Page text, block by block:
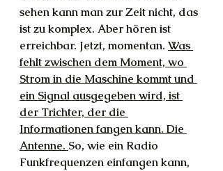
sehen kann man zur Zeit nicht, das
ist zu komplex. Aber hören ist
erreichbar. Jetzt, momentan. Was
fehlt zwischen dem Moment, wo
Strom in die Maschine kommt und
ein Signal ausgegeben wird, ist
der Trichter, der die
Informationen fangen kann. Die
Antenne. So, wie ein Radio
Funkfrequenzen einfangen kann,